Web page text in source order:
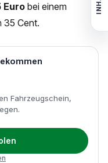
Euro bei einem
35 Cent.
Fahrzeugschein,